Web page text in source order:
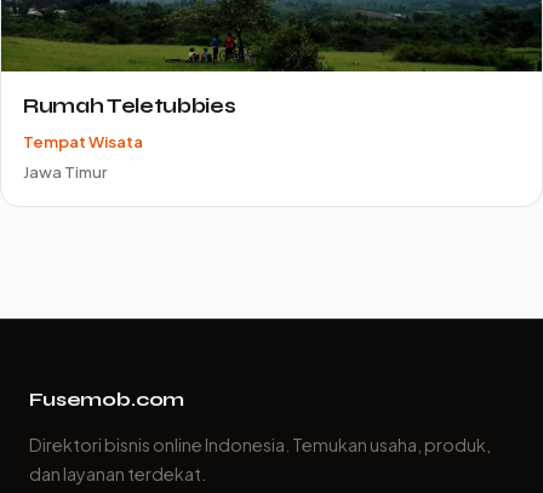
Rumah Teletubbies
Tempat Wisata
Jawa Timur
Fusemob.com
Direktori bisnis online Indonesia. Temukan usaha, produk,
dan layanan terdekat.